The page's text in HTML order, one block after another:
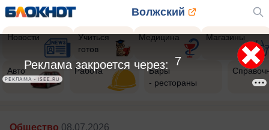
Волжский
Новости
Учиться
готов
Медицина Магазины
Авто Работа
Бары
- рестораны
Общество 08.07.2026
5
Реклама закроется через:
РЕКЛАМА • ISEE.RU